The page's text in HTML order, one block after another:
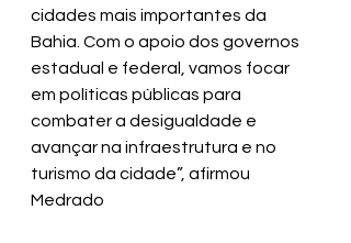
cidades mais importantes da
Bahia. Com o apoio dos governos
estadual e federal, vamos focar
em políticas públicas para
combater a desigualdade e
avançar na infraestrutura e no
turismo da cidade”, afirmou
Medrado